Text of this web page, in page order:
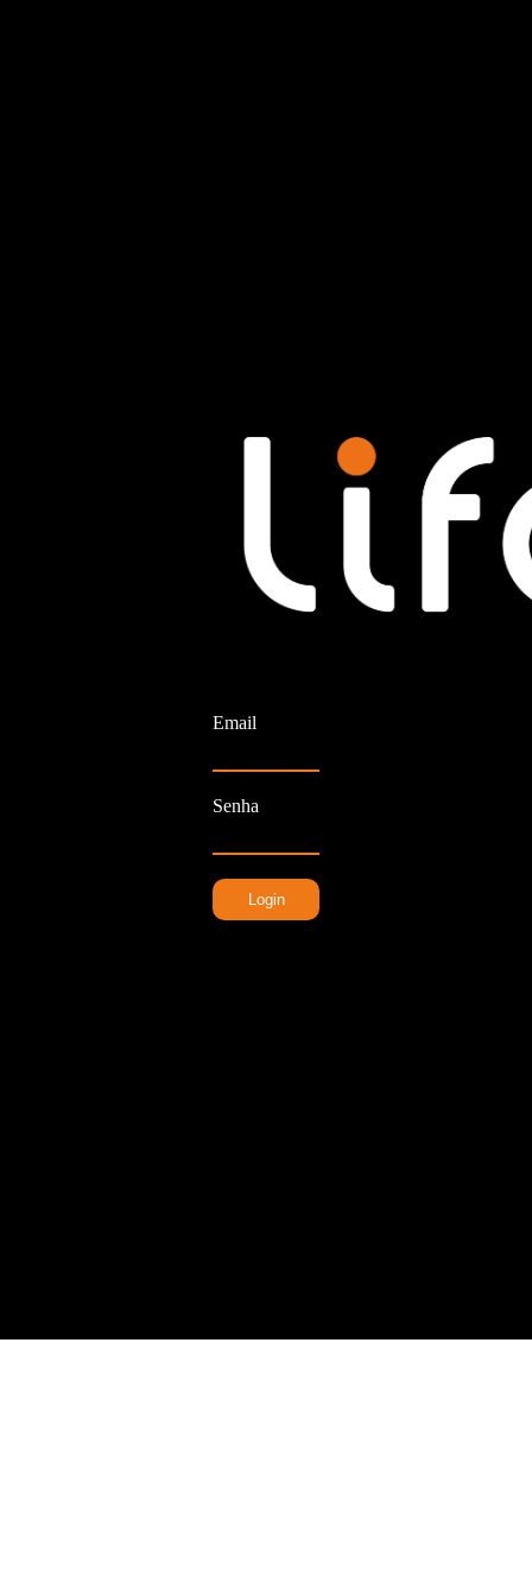
Email
Senha
Login